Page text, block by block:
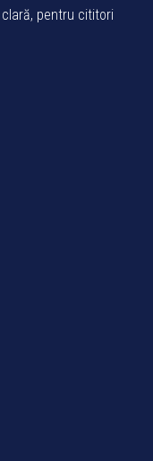
pentru cititori